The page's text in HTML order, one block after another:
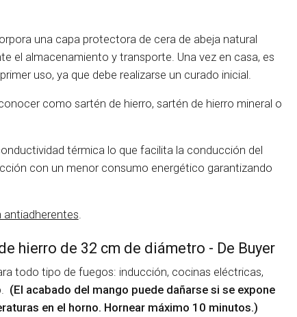
una capa protectora de cera de abeja natural
el almacenamiento y transporte. Una vez en casa, es
uso, ya que debe realizarse un curado inicial.
como sartén de hierro, sartén de hierro mineral o
térmica lo que facilita la conducción del
con un menor consumo energético garantizando
antiadherentes
hierro de 32 cm de diámetro - De Buyer
todo tipo de fuegos: inducción, cocinas eléctricas,
(El acabado del mango puede dañarse si se expone
en el horno. Hornear máximo 10 minutos.)